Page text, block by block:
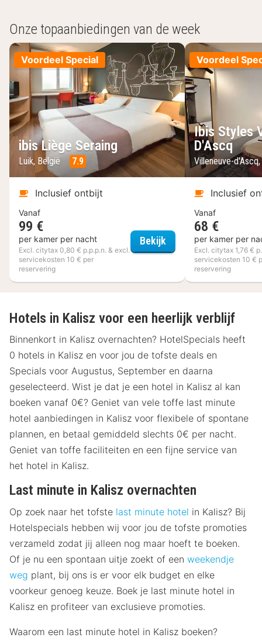
Onze topaanbiedingen van de week
Voordeel Special
ibis Liège Seraing
Luik, België 7.9
Inclusief ontbijt
Vanaf
99 €
per kamer per nacht
Excl. citytax 0,80 € p.p.p.n. & excl.
servicekosten 10 € per
reservering
Bekijk ibis Liège Seraing
Voordeel
Ibis Styles
D'Ascq
Villeneuve-
Inclusief
Vanaf
68 €
per kamer per
Excl. citytax 1,76 €
servicekosten 10 €
reservering
Hotels in Kalisz voor een heerlijk verblijf
Binnenkort in Kalisz overnachten? HotelSpecials heeft
0 hotels in Kalisz en voor jou de tofste deals en
Specials voor Augustus, September en daarna
geselecteerd. Wist je dat je een hotel in Kalisz al kan
boeken vanaf 0€? Geniet van vele toffe last minute
hotel aanbiedingen in Kalisz voor flexibele of spontane
plannen, en betaal gemiddeld slechts 0€ per nacht.
Geniet van toffe faciliteiten en een fijne service van
het hotel in Kalisz.
Last minute in Kalisz overnachten
Op zoek naar het tofste last minute hotel in Kalisz? Bij
Hotelspecials hebben wij voor jou de tofste promoties
verzameld zodat jij alleen nog maar hoeft te boeken.
Of je nu een spontaan uitje zoekt of een weekendje
weg plant, bij ons is er voor elk budget en elke
voorkeur genoeg keuze. Boek je last minute hotel in
Kalisz en profiteer van exclusieve promoties.
Waarom een last minute hotel in Kalisz boeken?